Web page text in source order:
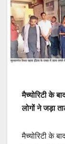
मैच्योरिटी के
लोगों ने जड़ा
मैच्योरिटी के